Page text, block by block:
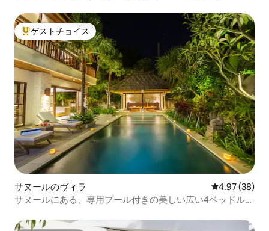
大好評のゲストチョイスです。
ゲストチョイス
サヌールのヴィラ レビュー38
4.97 (38)
サヌールにある、専用プール付きの美しい広い4ベッドルー